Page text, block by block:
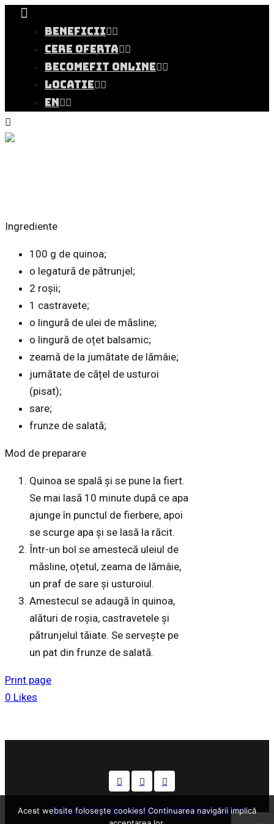
BENEFICII
CERE OFERTA
BECOMEFIT ONLINE
LOCATIE
EN
Ingrediente
100 g de quinoa;
o legatură de pătrunjel;
2 roșii;
1 castravete;
o lingură de ulei de măsline;
o lingură de oțet balsamic;
zeamă de la jumătate de lămâie;
jumătate de cățel de usturoi
(pisat);
sare;
frunze de salată;
Mod de preparare
Quinoa se spală și se pune la fiert.
Se mai lasă 10 minute după ce apa
ajunge în punctul de fierbere, apoi
se scurge apa și se lasă la răcit.
Într-un bol se amestecă uleiul de
măsline, oțetul, zeama de lămâie,
un praf de sare și usturoiul.
Amestecul se adaugă în quinoa,
alături de roșia, castravetele și
pătrunjelul tăiate. Se servește pe
un pat din frunze de salată.
Print page
0 Likes
POLITICA DE CONFIDENȚIALITATE
Acest website foloseşte cookies! Continuarea navigării implică